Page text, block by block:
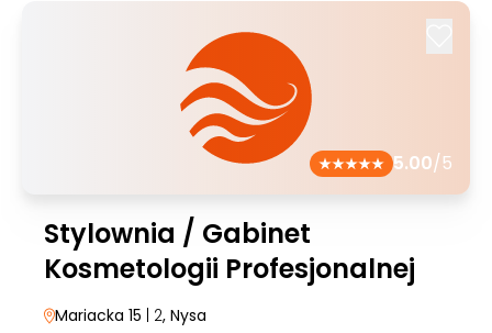
5.00/5
Stylownia / Gabinet
Kosmetologii Profesjonalnej
Mariacka 15 | 2, Nysa